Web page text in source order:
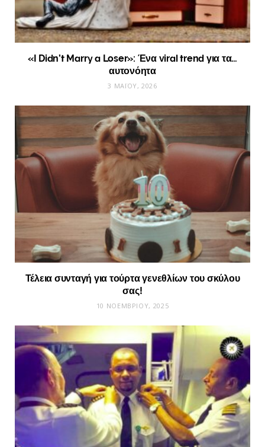
«I Didn’t Marry a Loser»: Ένα viral trend για τα…
αυτονόητα
3 ΜΑΪ́ΟΥ, 2026
Τέλεια συνταγή για τούρτα γενεθλίων του σκύλου
σας!
10 ΝΟΕΜΒΡΊΟΥ, 2025